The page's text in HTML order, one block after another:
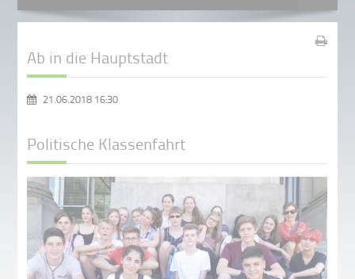
Ab in die Hauptstadt
21.06.2018 16:30
Politische Klassenfahrt